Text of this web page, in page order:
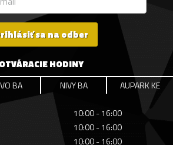
sa na odber
OTVÁRACIE HODINY
BA NIVY BA AUPARK KE
10:00 - 16:00
10:00 - 16:00
10:00 - 16:00